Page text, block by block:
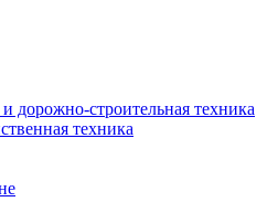
дорожно-строительная техника
техника